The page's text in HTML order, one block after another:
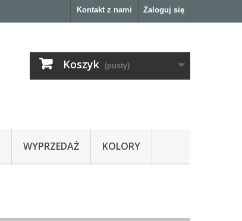
Zaloguj się
Kontakt z nami
Koszyk (pusty)
WYPRZEDAŻ KOLORY